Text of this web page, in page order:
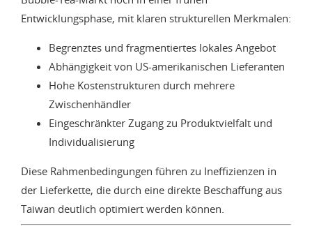
Entwicklungsphase, mit klaren strukturellen Merkmalen:
Begrenztes und fragmentiertes lokales Angebot
Abhängigkeit von US-amerikanischen Lieferanten
Hohe Kostenstrukturen durch mehrere
Zwischenhändler
Eingeschränkter Zugang zu Produktvielfalt und
Individualisierung
Diese Rahmenbedingungen führen zu Ineffizienzen in
der Lieferkette, die durch eine direkte Beschaffung aus
Taiwan deutlich optimiert werden können.